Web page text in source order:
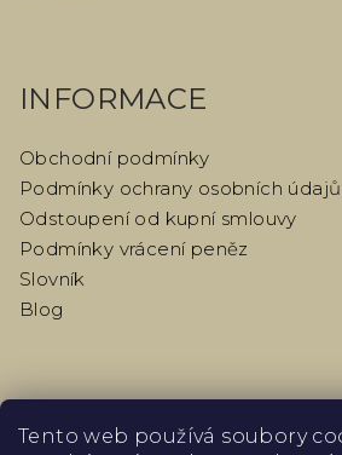
Tento web používá soubory
INFORMACE
Obchodní podmínky
Podmínky ochrany osobních údajů
Odstoupení od kupní smlouvy
Podmínky vrácení peněz
Slovník
Blog
PŘIJÍMÁME ONLINE